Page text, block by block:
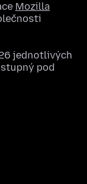
Mozilla
jednotlivých
pod